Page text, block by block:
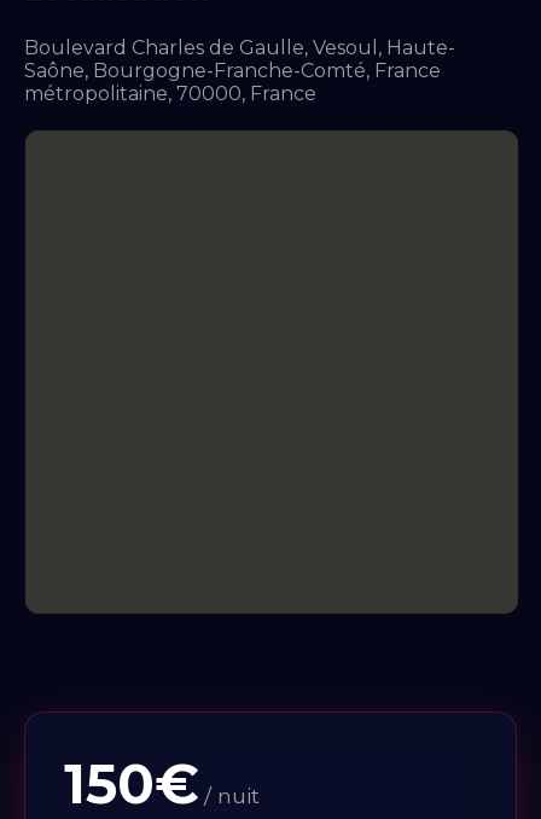
Boulevard Charles de Gaulle, Vesoul, Haute-
Saône, Bourgogne-Franche-Comté, France
métropolitaine, 70000, France
150€ / nuit